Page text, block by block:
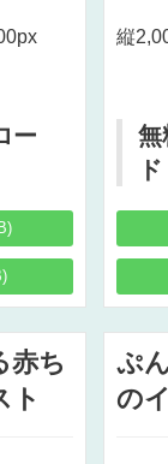
ー
縦
無
ド
赤ち
ト
ぷ
の